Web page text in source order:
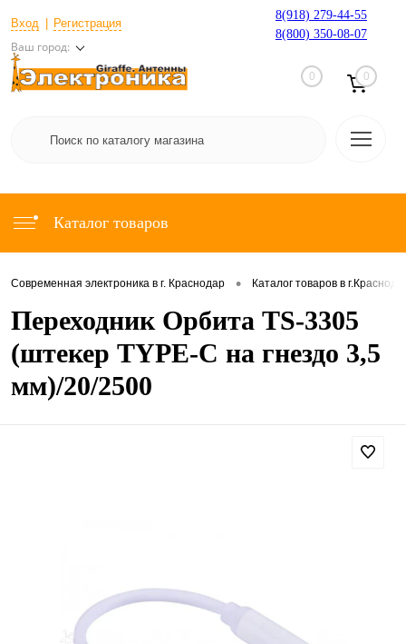
Вход Регистрация
Ваш город:
8(918) 279-44-55
8(800) 350-08-07
0 0
Каталог товаров
Современная электроника в г. Краснодар • Каталог товаров в
Переходник Орбита TS-3305
(штекер TYPE-C на гнездо 3,5
мм)/20/2500